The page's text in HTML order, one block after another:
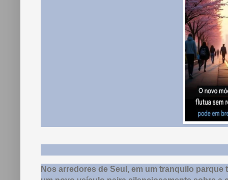
Nos arredores de Seul, em um tranquilo